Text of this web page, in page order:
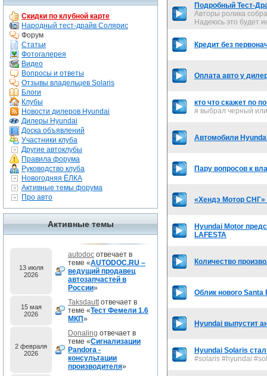
Скидки по клубной карте
Народный тест-драйв Солярис
Форум
Статьи
Фотогалерея
Видео
Вопросы и ответы
Отзывы владельцев Solaris
Блоги
Клубы
Новости дилеров Hyundai
Дилеры Hyundai
Доска объявлений
Участники клуба
Другие автоклубы
Правила форума
Руководство клуба
Новогодняя ЁЛКА
Активные темы форума
Про авто
Активные темы
13 июля
2026
autodoc отвечает в
теме «AUTODOC.RU –
ведущий продавец
автозапчастей в
России»
15 мая
2026
Taksdauttотвечает в
теме «Тест Фемели 1.6
МКП»
2 февраля
2026
Donaling отвечает в
теме «Сигнализации
Pandora -
консультации
производителя»
Подробный Тест-
Авторы ролика
Надеюсь это будет
Кредит без
Оплата авто у
кто что скажет по
я выбрал черный
Автомобили
Пару вопросов к
«Хендэ Мотор СНГ»
Hyundai Motor
LAFESTA
Количество
Облик нового Santa
Hyundai выпустит
Hyundai Solaris
#solaris #hyundai